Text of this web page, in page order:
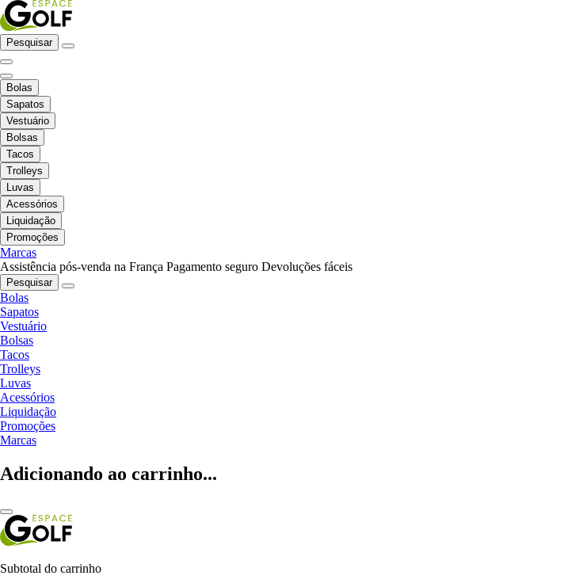
Pesquisar
Bolas
Sapatos
Vestuário
Bolsas
Tacos
Trolleys
Luvas
Acessórios
Liquidação
Promoções
Marcas
Assistência pós-venda na França Pagamento seguro Devoluções fáceis
Pesquisar
Bolas
Sapatos
Vestuário
Bolsas
Tacos
Trolleys
Luvas
Acessórios
Liquidação
Promoções
Marcas
Adicionando ao carrinho...
Subtotal do carrinho